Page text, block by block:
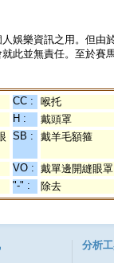
娛樂資訊之用。但
此並無責任。至於賽
CC :
喉托
H :
戴頭罩
SB : 戴羊毛額箍
VO : 戴單邊開縫眼罩
"-" : 除去
分析